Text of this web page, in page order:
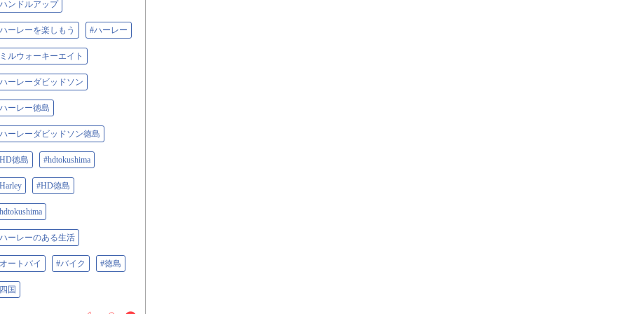
ンドルアップ
ーレーを楽しもう #ハーレー
ルウォーキーエイト
ーレーダビッドソン
ーレー徳島
ーレーダビッドソン徳島
徳島 #hdtokushima
#HD徳島
ーレーのある生活
ートバイ #バイク #徳島
国